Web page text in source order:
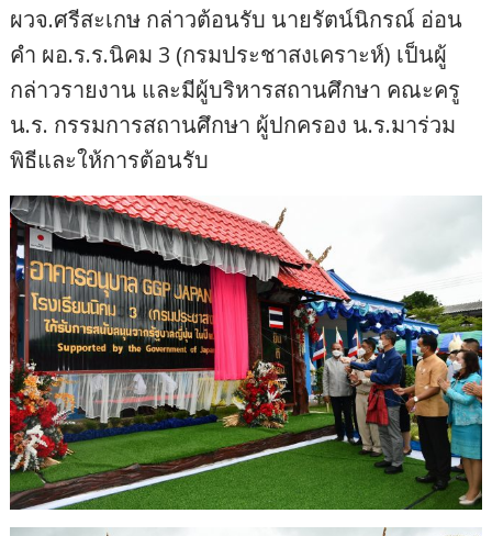
ผวจ.ศรีสะเกษ กล่าวต้อนรับ นายรัตน์นิกรณ์ อ่อน
คำ ผอ.ร.ร.นิคม 3 (กรมประชาสงเคราะห์) เป็นผู้
กล่าวรายงาน และมีผู้บริหารสถานศึกษา คณะครู
น.ร. กรรมการสถานศึกษา ผู้ปกครอง น.ร.มาร่วม
พิธีและให้การต้อนรับ